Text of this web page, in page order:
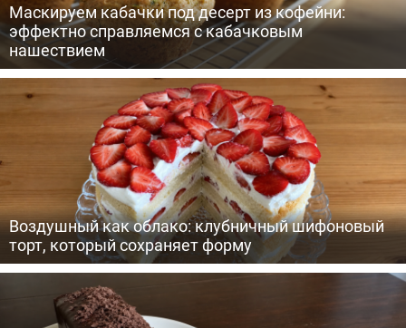
Маскируем кабачки под десерт из кофейни:
эффектно справляемся с кабачковым
нашествием
Воздушный как облако: клубничный шифоновый
торт, который сохраняет форму